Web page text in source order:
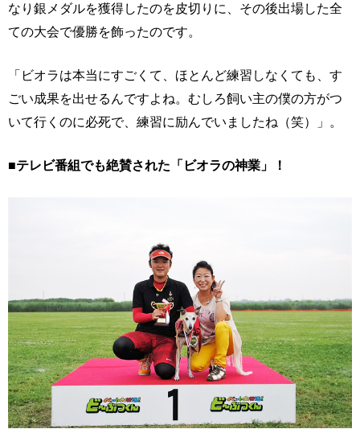
なり銀メダルを獲得したのを皮切りに、その後出場した全
ての大会で優勝を飾ったのです。
「ビオラは本当にすごくて、ほとんど練習しなくても、す
ごい成果を出せるんですよね。むしろ飼い主の僕の方がつ
いて行くのに必死で、練習に励んでいましたね（笑）」。
■テレビ番組でも絶賛された「ビオラの神業」！